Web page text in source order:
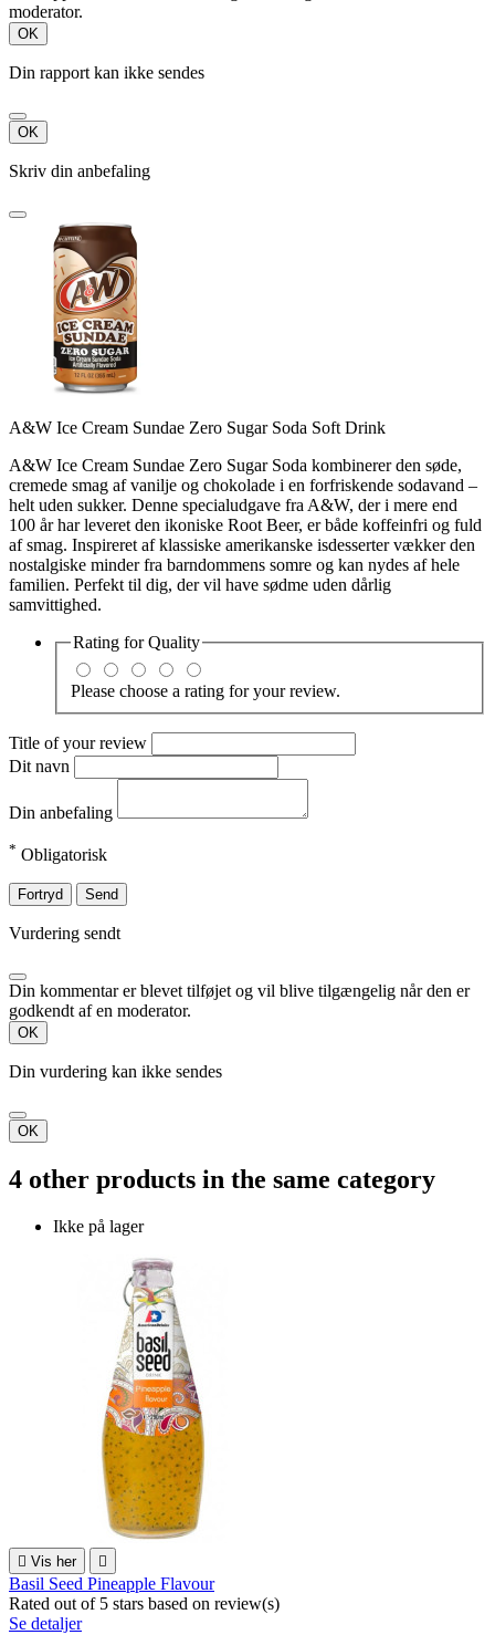
moderator.
OK
Din rapport kan ikke sendes
OK
Skriv din anbefaling
A&W Ice Cream Sundae Zero Sugar Soda Soft Drink
A&W Ice Cream Sundae Zero Sugar Soda kombinerer den søde,
cremede smag af vanilje og chokolade i en forfriskende sodavand –
helt uden sukker. Denne specialudgave fra A&W, der i mere end
100 år har leveret den ikoniske Root Beer, er både koffeinfri og fuld
af smag. Inspireret af klassiske amerikanske isdesserter vækker den
nostalgiske minder fra barndommens somre og kan nydes af hele
familien. Perfekt til dig, der vil have sødme uden dårlig
samvittighed.
Rating forQuality
Please choose a rating for your review.
Title of your review
Dit navn
Din anbefaling
* Obligatorisk
Fortryd Send
Vurdering sendt
Din kommentar er blevet tilføjet og vil blive tilgængelig når den er
godkendt af en moderator.
OK
Din vurdering kan ikke sendes
OK
4 other products in the same category
Ikke på lager
 Vis her 
Basil Seed Pineapple Flavour
Rated out of 5 stars based on review(s)
Se detaljer